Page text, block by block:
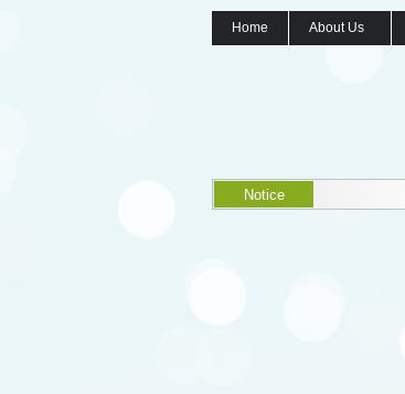
Home About Us
Notice